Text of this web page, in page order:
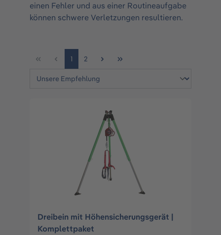
einen Fehler und aus einer Routineaufgabe
können schwere Verletzungen resultieren.
1 2
Dreibein mit Höhensicherungsgerät |
Komplettpaket